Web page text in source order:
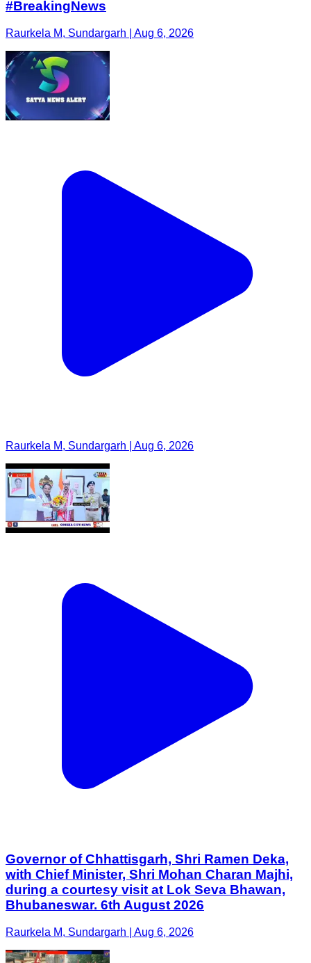
#BreakingNews
Raurkela M, Sundargarh | Aug 6, 2026
Raurkela M, Sundargarh | Aug 6, 2026
Governor of Chhattisgarh, Shri Ramen Deka,
with Chief Minister, Shri Mohan Charan Majhi,
during a courtesy visit at Lok Seva Bhawan,
Bhubaneswar. 6th August 2026
Raurkela M, Sundargarh | Aug 6, 2026